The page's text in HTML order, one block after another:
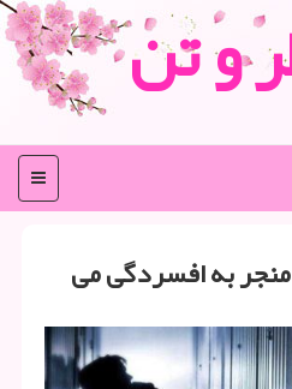
و تن
منو
به افسردگی می